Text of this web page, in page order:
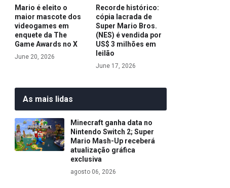
Mario é eleito o
maior mascote dos
videogames em
enquete da The
Game Awards no X
June 20, 2026
Recorde histórico:
cópia lacrada de
Super Mario Bros.
(NES) é vendida por
US$ 3 milhões em
leilão
June 17, 2026
As mais lidas
Minecraft ganha data no
Nintendo Switch 2; Super
Mario Mash-Up receberá
atualização gráfica
exclusiva
agosto 06, 2026